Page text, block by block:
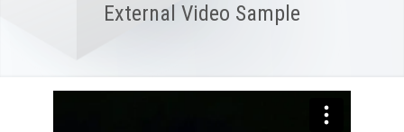
External Video Sample